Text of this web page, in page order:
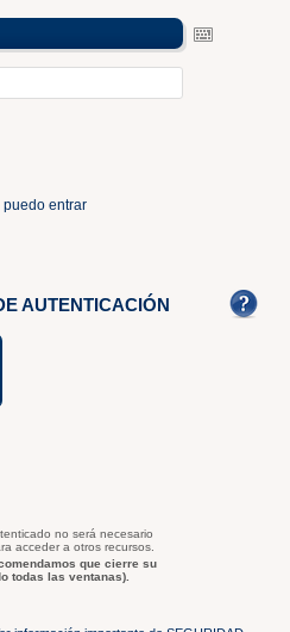
entrar
AUTENTICACIÓN
no será necesario
acceder a otros recursos.
que cierre su
todas las ventanas).